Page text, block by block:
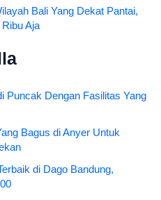
Bali Yang Dekat Pantai,
Aja
Puncak Dengan Fasilitas Yang
Bagus di Anyer Untuk
di Dago Bandung,